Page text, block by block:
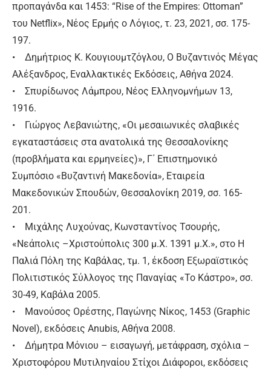
προπαγάνδα και 1453: “Rise of the Empires: Ottoman”
του Netflix», Νέος Ερμής ο Λόγιος, τ. 23, 2021, σσ. 175-
197.
• Δημήτριος Κ. Κουγιουμτζόγλου, Ο Βυζαντινός Μέγας
Αλέξανδρος, Εναλλακτικές Εκδόσεις, Αθήνα 2024.
• Σπυρίδωνος Λάμπρου, Νέος Ελληνομνήμων 13,
1916.
• Γιώργος Λεβανιώτης, «Οι μεσαιωνικές σλαβικές
εγκαταστάσεις στα ανατολικά της Θεσσαλονίκης
(προβλήματα και ερμηνείες)», Γ΄ Επιστημονικό
Συμπόσιο «Βυζαντινή Μακεδονία», Εταιρεία
Μακεδονικών Σπουδών, Θεσσαλονίκη 2019, σσ. 165-
201.
• Μιχάλης Λυχούνας, Κωνσταντίνος Τσουρής,
«Νεάπολις –Χριστούπολις 300 μ.Χ. 1391 μ.Χ.», στο Η
Παλιά Πόλη της Καβάλας, τμ. 1, έκδοση Εξωραϊστικός
Πολιτιστικός Σύλλογος της Παναγίας «Το Κάστρο», σσ.
30-49, Καβάλα 2005.
• Μανούσος Ορέστης, Παγώνης Νίκος, 1453 (Graphic
Novel), εκδόσεις Anubis, Αθήνα 2008.
• Δήμητρα Μόνιου – εισαγωγή, μετάφραση, σχόλια –
Χριστοφόρου Μυτιληναίου Στίχοι Διάφοροι, εκδόσεις